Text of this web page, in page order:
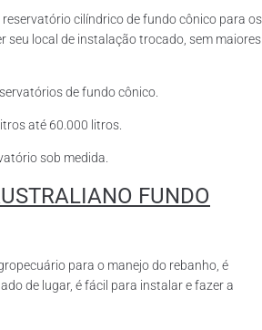
cilíndrico de fundo cônico para os
seu local de instalação trocado, sem maiores
de fundo cônico.
até 60.000 litros.
sob medida.
FUNDO
para o manejo do rebanho, é
de lugar, é fácil para instalar e fazer a